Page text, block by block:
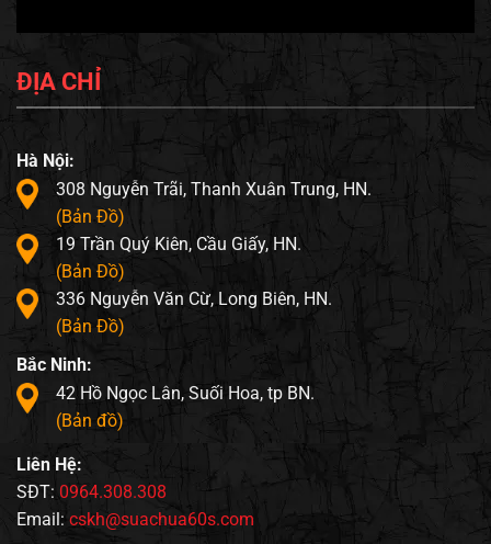
ĐỊA CHỈ
Hà Nội:
308 Nguyễn Trãi, Thanh Xuân Trung, HN.
(Bản Đồ)
19 Trần Quý Kiên, Cầu Giấy, HN.
(Bản Đồ)
336 Nguyễn Văn Cừ, Long Biên, HN.
(Bản Đồ)
Bắc Ninh:
42 Hồ Ngọc Lân, Suối Hoa, tp BN.
(Bản đồ)
Liên Hệ:
SĐT: 0964.308.308
Email: cskh@suachua60s.com